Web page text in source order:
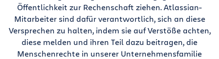
Öffentlichkeit zur Rechenschaft ziehen. Atlassian-
Mitarbeiter sind dafür verantwortlich, sich an diese
Versprechen zu halten, indem sie auf Verstöße achten,
diese melden und ihren Teil dazu beitragen, die
Menschenrechte in unserer Unternehmensfamilie